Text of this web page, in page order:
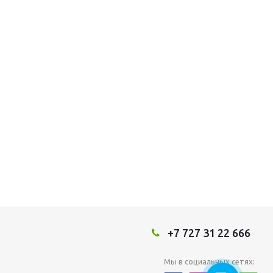
+7 727 31 22 666
Мы в социальных сетях: